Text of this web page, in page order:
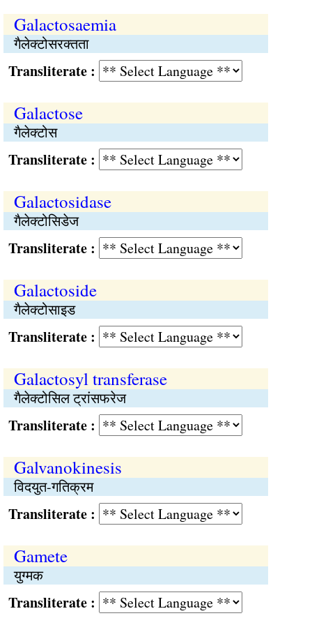
Galactosaemia
गैलेक्टोसरक्तता
:
Galactose
गैलेक्टोस
:
Galactosidase
गैलेक्टोसिडेज
:
Galactoside
गैलेक्टोसाइड
:
Galactosyl transferase
गैलेक्टोसिल ट्रांसफरेज
:
Galvanokinesis
विदयुत-गतिक्रम
:
Gamete
युग्मक
: